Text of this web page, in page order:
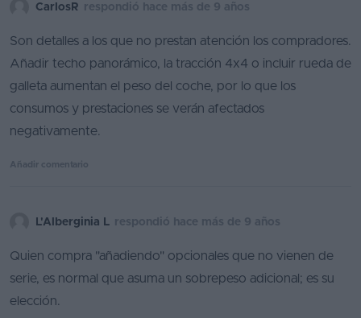
2026
CarlosR respondió hace más de 9 años
Son detalles a los que no prestan atención los compradores.
Añadir techo panorámico, la tracción 4x4 o incluir rueda de
galleta aumentan el peso del coche, por lo que los
consumos y prestaciones se verán afectados
negativamente.
Añadir comentario
L'Alberginia L respondió hace más de 9 años
Quien compra "añadiendo" opcionales que no vienen de
serie, es normal que asuma un sobrepeso adicional; es su
elección.